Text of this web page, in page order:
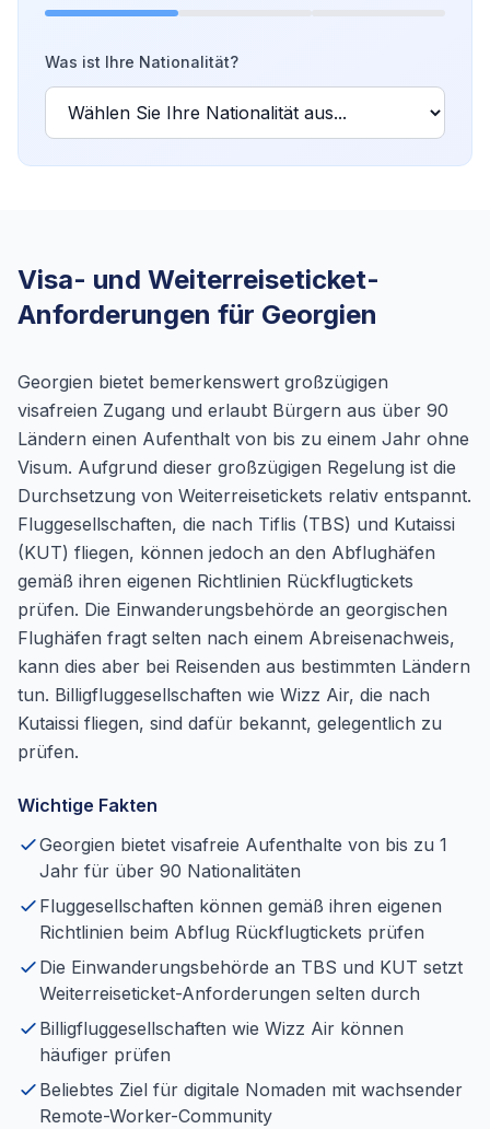
Was ist Ihre Nationalität?
Visa- und Weiterreiseticket-
Anforderungen für Georgien
Georgien bietet bemerkenswert großzügigen
visafreien Zugang und erlaubt Bürgern aus über 90
Ländern einen Aufenthalt von bis zu einem Jahr ohne
Visum. Aufgrund dieser großzügigen Regelung ist die
Durchsetzung von Weiterreisetickets relativ entspannt.
Fluggesellschaften, die nach Tiflis (TBS) und Kutaissi
(KUT) fliegen, können jedoch an den Abflughäfen
gemäß ihren eigenen Richtlinien Rückflugtickets
prüfen. Die Einwanderungsbehörde an georgischen
Flughäfen fragt selten nach einem Abreisenachweis,
kann dies aber bei Reisenden aus bestimmten Ländern
tun. Billigfluggesellschaften wie Wizz Air, die nach
Kutaissi fliegen, sind dafür bekannt, gelegentlich zu
prüfen.
Wichtige Fakten
Georgien bietet visafreie Aufenthalte von bis zu 1
Jahr für über 90 Nationalitäten
Fluggesellschaften können gemäß ihren eigenen
Richtlinien beim Abflug Rückflugtickets prüfen
Die Einwanderungsbehörde an TBS und KUT setzt
Weiterreiseticket-Anforderungen selten durch
Billigfluggesellschaften wie Wizz Air können
häufiger prüfen
Beliebtes Ziel für digitale Nomaden mit wachsender
Remote-Worker-Community